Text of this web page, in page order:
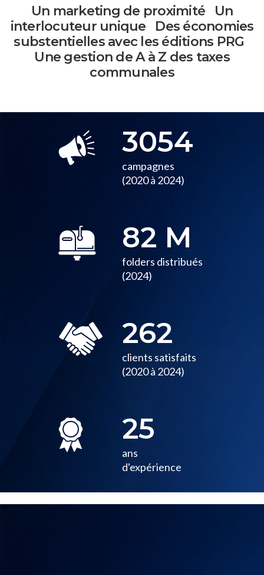
Un marketing de proximité
Un
interlocuteur unique
Des économies
substentielles avec les éditions PRG
Une gestion de A à Z des taxes
communales
3054
campagnes
(2020 à 2024)
82 M
folders distribués
(2024)
262
clients satisfaits
(2020 à 2024)
25
ans
d'expérience